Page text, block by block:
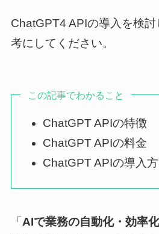
ChatGPT4 APIの導入を検
考にしてください。
この記事でわかること
ChatGPT APIの特徴
ChatGPT APIの料金
ChatGPT APIの導入
「AIで業務の自動化・効率